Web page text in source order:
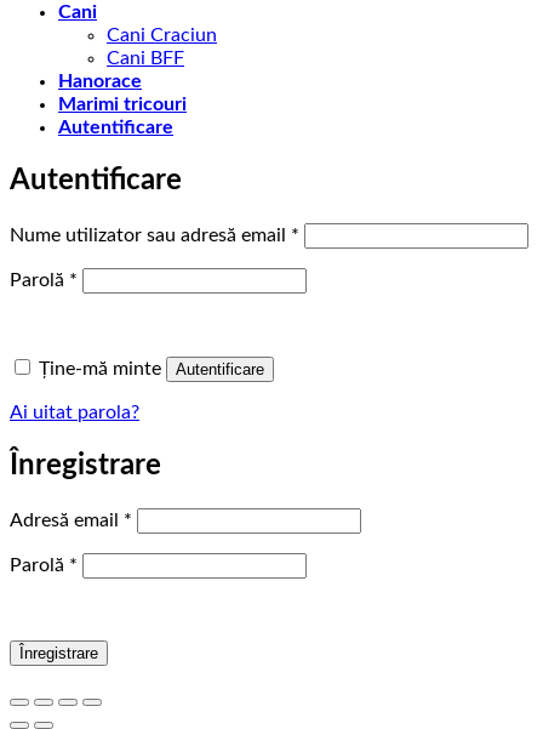
Cani
Cani Craciun
Cani BFF
Hanorace
Marimi tricouri
Autentificare
Autentificare
Nume utilizator sau adresă email *
Parolă *
Ține-mă minte Autentificare
Ai uitat parola?
Înregistrare
Adresă email *
Parolă *
Înregistrare